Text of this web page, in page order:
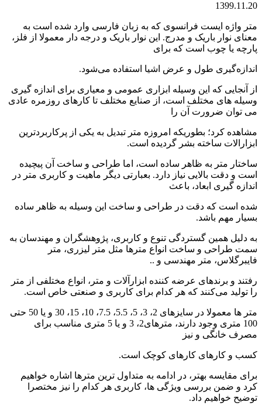
1399.11.20
متر واژه ایست فرانسوی که به زبان فارسی وارد شده است به
معنای نوار باریک و مدرج. این نوار باریک و درجه‌ دار معمولا از فلز،
پارچه یا چوب است كه برای
اندازه‌گیری طول و عرض اشیا استفاده می‌شود.
از آنجایی که این وسیله ابزاری عمومی و معیاری برای اندازه گیری
وسیله های مختلف است، از صنایع مختلف تا کارهای روزمره عادی
می توان ضرورت آن را
مشاهده کرد؛ بطوریکه امروزه متر تبدیل به یکی از پرکاربردترین
ابزارالات ساخته بشر گردیده است.
ساختار متر به ظاهر ساده است، اما طراحی و ساخت آن پیچیده
است و دقت بالایی نیاز دارد. بعبارتی دیگر ماهیت و کاربری متر در
اندازه گیری ابعاد، باعث
شده است که دقت در طراحی و ساخت این وسیله به ظاهر ساده
بسیار مهم باشد.
به دلیل همین گستردگی تنوع و کاربری، پژوهشگران و مهندسان به
سمت طراحی و ساخت انواع مترها مثل متر لیزری، متر
فایبرگلاس، متر مهندسی و ..
رفتند و برندهای عرضه کننده ابزارآلات و متر، انواع مختلفی از متر
را تولید می‌کنند که هر کدام برای کاربری و صنعتی خاص است.
متر ها معمولا در سایزهای 2، 3، 5، 5.5، 7.5، 10، 15، 30 و یا 50 حتی
100 متری وجود دارند، مترهای2، 3 و یا 5 متری مناسب برای
مصرف خانگی و نیز
کسب و کارهای کارهای کوچک است.
برای مقایسه بهتر، در ادامه به متداول ترین مترها اشاره خواهیم
کرد و ضمن بررسی ویژگی ها، کاربری هر کدام را نیز مختصرا
توضیح خواهیم داد.